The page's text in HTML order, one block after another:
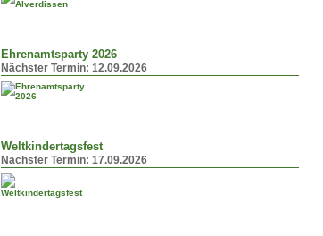
Ehrenamtsparty 2026
Nächster Termin: 12.09.2026
Weltkindertagsfest
Nächster Termin: 17.09.2026